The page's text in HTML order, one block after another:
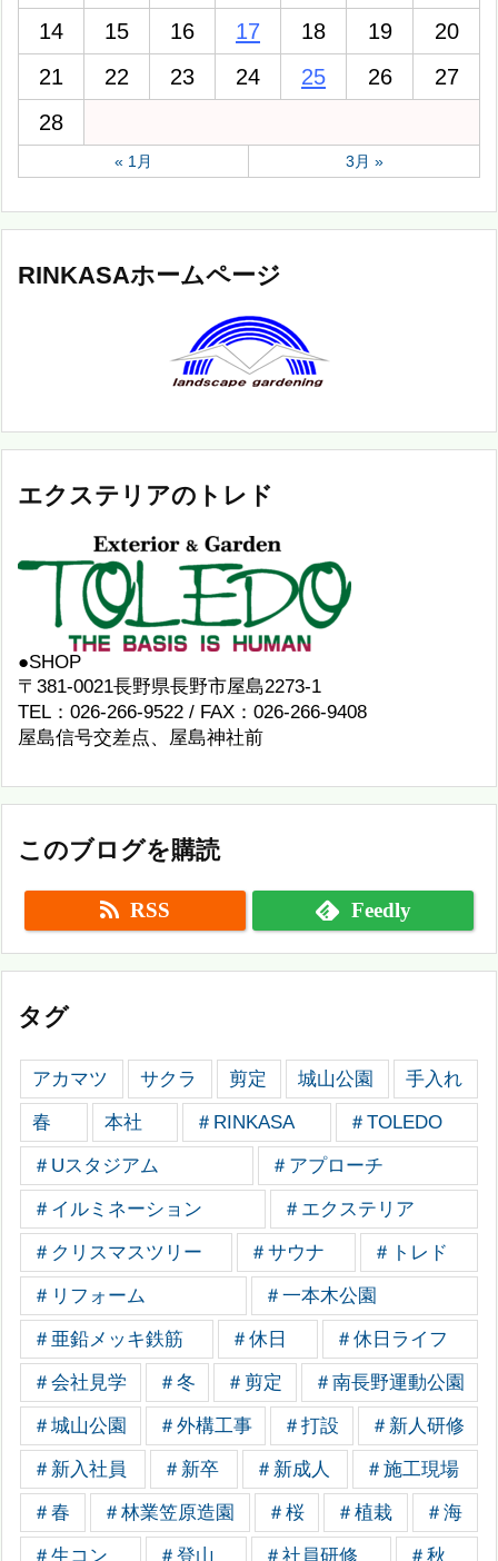
14
15 16 17 18 19
20
21
22 23 24 25 26
27
28
« 1月 3月 »
RINKASAホームページ
エクステリアのトレド
●SHOP
〒381-0021長野県長野市屋島2273-1
TEL：026-266-9522 / FAX：026-266-9408
屋島信号交差点、屋島神社前
このブログを購読
RSS Feedly
タグ
アカマツ サクラ 剪定 城山公園 手入れ
春 本社 ＃RINKASA ＃TOLEDO
＃Uスタジアム ＃アプローチ
＃イルミネーション ＃エクステリア
＃クリスマスツリー ＃サウナ ＃トレド
＃リフォーム ＃一本木公園
＃亜鉛メッキ鉄筋 ＃休日 ＃休日ライフ
＃会社見学 ＃冬 ＃剪定 ＃南長野運動公園
＃城山公園 ＃外構工事 ＃打設 ＃新人研修
＃新入社員 ＃新卒 ＃新成人 ＃施工現場
＃春 ＃林業笠原造園 ＃桜 ＃植栽 ＃海
＃生コン ＃登山 ＃社員研修 ＃秋